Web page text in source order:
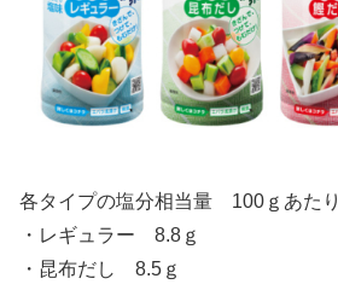
各タイプの塩分相当量 100ｇあたり
・レギュラー 8.8ｇ
・昆布だし 8.5ｇ